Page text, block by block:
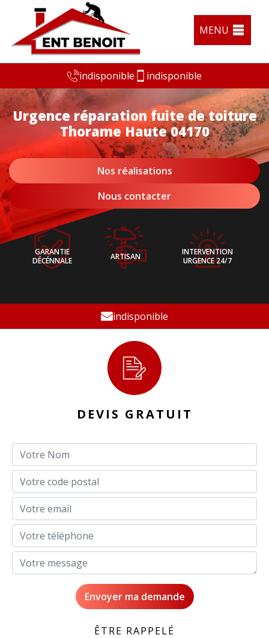
MENU
indisponible indisponible
Urgence réparation fuite de toiture
Thorame Haute 04170
Nos réalisations
Nous contacter
GARANTIE
DÉCÉNNALE
ARTISAN
INTERVENTION
URGENCE 24/7
indisponible
DEVIS GRATUIT
ÊTRE RAPPELÉ